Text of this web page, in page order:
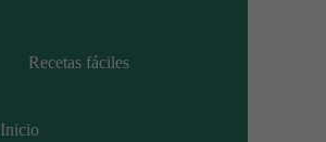
Recetas fáciles
Inicio